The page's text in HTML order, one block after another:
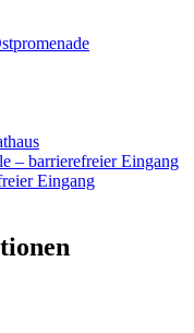
– barrierefreier Eingang
Eingang